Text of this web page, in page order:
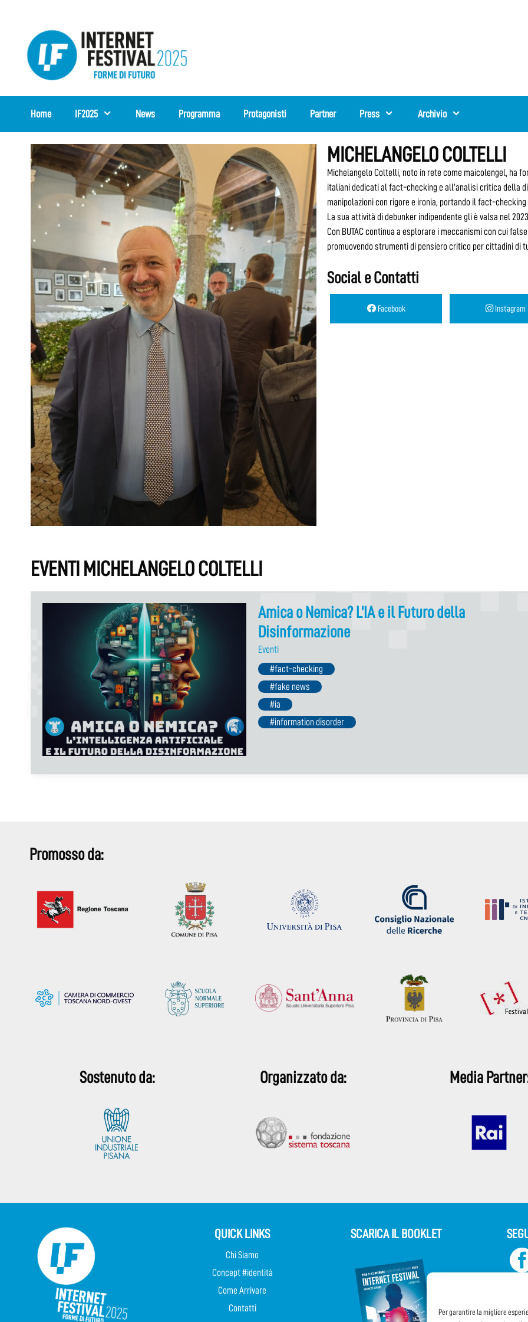
Per garantire la migliore
contenuto
Home IF2025 News Programma Protagonisti Partner Press Archivio
MICHELANGELO COLTELLI
Michelangelo Coltelli, noto in rete come maicolengel, ha
italiani dedicati al fact-checking e all’analisi critica della
manipolazioni con rigore e ironia, portando il fact-
La sua attività di debunker indipendente gli è valsa nel
Con BUTAC continua a esplorare i meccanismi con cui
promuovendo strumenti di pensiero critico per cittadini di
Social e Contatti
Facebook Instagram
EVENTI MICHELANGELO COLTELLI
Amica o Nemica? L’IA e il Futuro della
Disinformazione
Eventi
#fact-checking
#fake news
#ia
#information disorder
Promosso da:
Sostenuto da: Organizzato da: Media
QUICK LINKS
Chi Siamo
Concept #identità
Come Arrivare
Contatti
SCARICA IL BOOKLET